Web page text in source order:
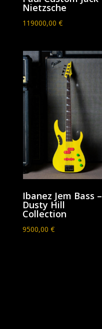
Nietzsche
119000,00 €
Ibanez Jem Bass –
Dusty Hill
Collection
9500,00 €